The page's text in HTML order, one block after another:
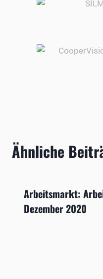
Ähnliche
Arbeitsmarkt:
Dezember 2020